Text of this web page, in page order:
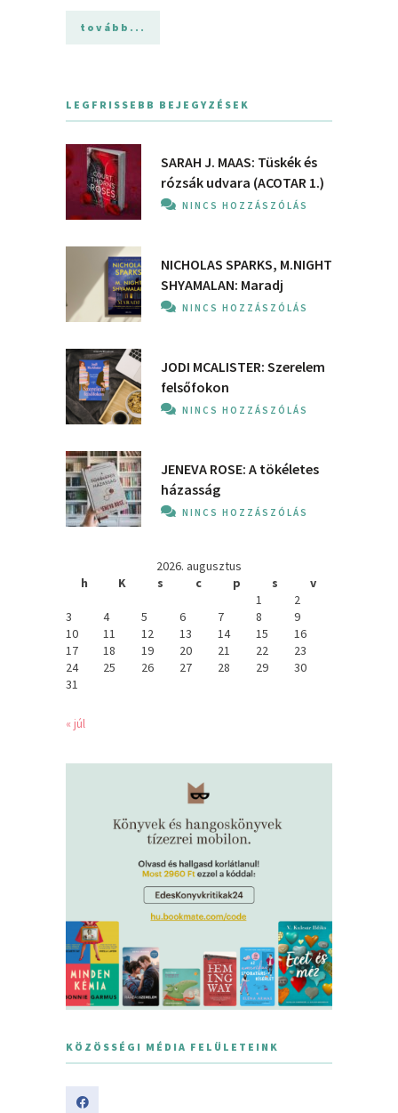
tovább...
LEGFRISSEBB BEJEGYZÉSEK
SARAH J. MAAS: Tüskék és
rózsák udvara (ACOTAR 1.)
NINCS HOZZÁSZÓLÁS
NICHOLAS SPARKS, M.NIGHT
SHYAMALAN: Maradj
NINCS HOZZÁSZÓLÁS
JODI MCALISTER: Szerelem
felsőfokon
NINCS HOZZÁSZÓLÁS
JENEVA ROSE: A ​tökéletes
házasság
NINCS HOZZÁSZÓLÁS
2026. augusztus
h
K s c p s
v
1
2
3
4 5 6 7 8
9
10
11 12 13 14 15
16
17
18 19 20 21 22
23
24
25 26 27 28 29
30
31
« júl
KÖZÖSSÉGI MÉDIA FELÜLETEINK